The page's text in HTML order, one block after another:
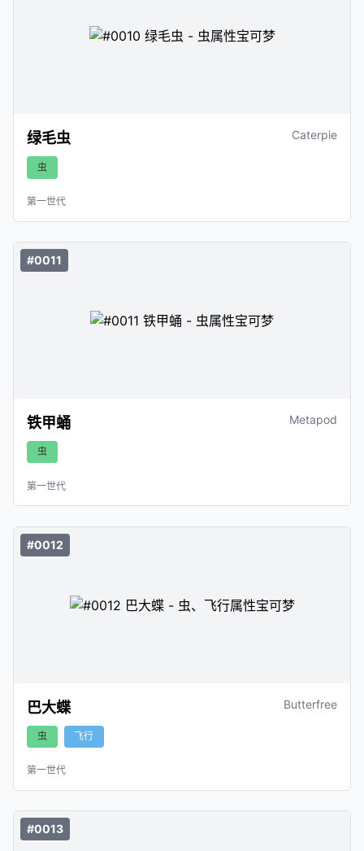
绿毛虫 Caterpie
虫
第一世代
#0011
铁甲蛹 Metapod
虫
第一世代
#0012
巴大蝶 Butterfree
虫 飞行
第一世代
#0013